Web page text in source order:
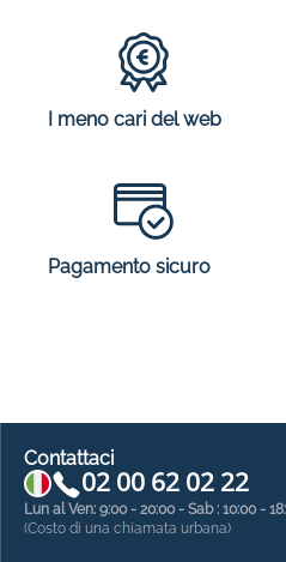
I meno cari del web
Pagamento sicuro
Contattaci
02 00 62 02 22
Lun al Ven: 9:00 - 20:00 - Sab : 10:00 -
(Costo di una chiamata urbana)